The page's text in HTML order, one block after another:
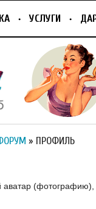
УСЛУГИ
» ПРОФИЛЬ
аватар